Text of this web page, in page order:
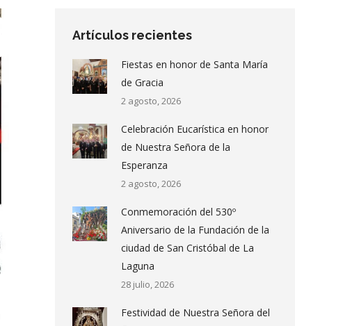
Artículos recientes
Fiestas en honor de Santa María
de Gracia
2 agosto, 2026
Celebración Eucarística en honor
de Nuestra Señora de la
Esperanza
2 agosto, 2026
Conmemoración del 530º
Aniversario de la Fundación de la
ciudad de San Cristóbal de La
Laguna
28 julio, 2026
Festividad de Nuestra Señora del